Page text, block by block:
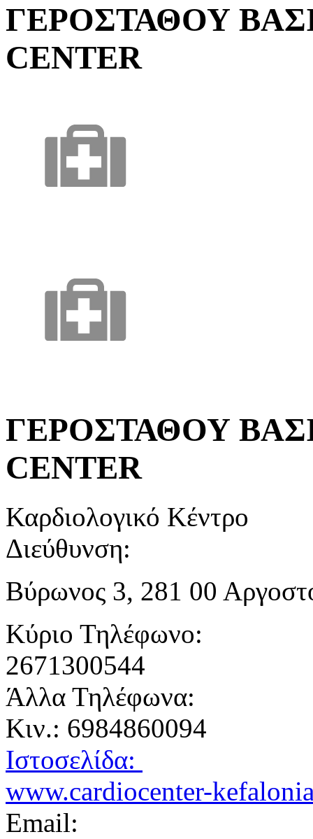
ΓΕΡΟΣΤΑΘΟΥ
CENTER
ΓΕΡΟΣΤΑΘΟΥ
CENTER
Καρδιολογικό Κέντρο
Διεύθυνση:
Βύρωνος 3, 281 00
Κύριο Τηλέφωνο:
2671300544
Άλλα Τηλέφωνα:
Κιν.: 6984860094
Ιστοσελίδα:
www.cardiocenter-
Email: